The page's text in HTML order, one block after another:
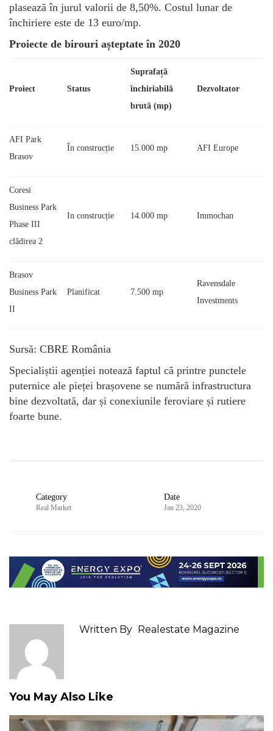
plasează în jurul valorii de 8,50%. Costul lunar de
închiriere este de 13 euro/mp.
Proiecte de birouri așteptate în 2020
Proiect Status
Suprafață
închiriabilă
brută (mp)
Dezvoltator
AFI Park
Brasov
În construcție 15.000 mp AFI Europe
Coresi
Business Park
Phase III
clădirea 2
In construcție 14.000 mp Immochan
Brasov
Business Park
II
Planificat 7.500 mp
Ravensdale
Investments
Sursă: CBRE România
Specialiștii agenției notează faptul că printre punctele
puternice ale pieței brașovene se numără infrastructura
bine dezvoltată, dar și conexiunile feroviare și rutiere
foarte bune.
Category
Real Market
Date
Jan 23, 2020
Written By Realestate Magazine
You May Also Like